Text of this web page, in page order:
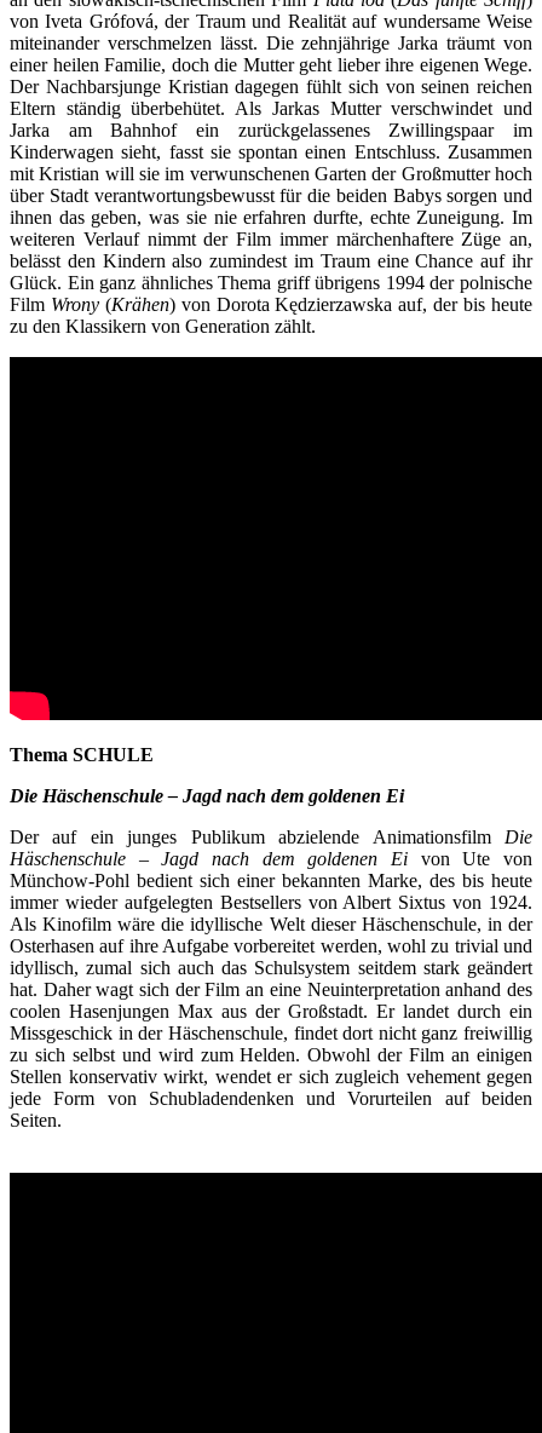
von Iveta Grófová, der Traum und Realität auf wundersame Weise
miteinander verschmelzen lässt. Die zehnjährige Jarka träumt von
einer heilen Familie, doch die Mutter geht lieber ihre eigenen Wege.
Der Nachbarsjunge Kristian dagegen fühlt sich von seinen reichen
Eltern ständig überbehütet. Als Jarkas Mutter verschwindet und
Jarka am Bahnhof ein zurückgelassenes Zwillingspaar im
Kinderwagen sieht, fasst sie spontan einen Entschluss. Zusammen
mit Kristian will sie im verwunschenen Garten der Großmutter hoch
über Stadt verantwortungsbewusst für die beiden Babys sorgen und
ihnen das geben, was sie nie erfahren durfte, echte Zuneigung. Im
weiteren Verlauf nimmt der Film immer märchenhaftere Züge an,
belässt den Kindern also zumindest im Traum eine Chance auf ihr
Glück. Ein ganz ähnliches Thema griff übrigens 1994 der polnische
Film Wrony(Krähen) von Dorota Kędzierzawska auf, der bis heute
zu den Klassikern von Generation zählt.
Thema SCHULE
Die Häschenschule – Jagd nach dem goldenen Ei
Der auf ein junges Publikum abzielende Animationsfilm Die
Häschenschule – Jagd nach dem goldenen Ei von Ute von
Münchow-Pohl bedient sich einer bekannten Marke, des bis heute
immer wieder aufgelegten Bestsellers von Albert Sixtus von 1924.
Als Kinofilm wäre die idyllische Welt dieser Häschenschule, in der
Osterhasen auf ihre Aufgabe vorbereitet werden, wohl zu trivial und
idyllisch, zumal sich auch das Schulsystem seitdem stark geändert
hat. Daher wagt sich der Film an eine Neuinterpretation anhand des
coolen Hasenjungen Max aus der Großstadt. Er landet durch ein
Missgeschick in der Häschenschule, findet dort nicht ganz freiwillig
zu sich selbst und wird zum Helden. Obwohl der Film an einigen
Stellen konservativ wirkt, wendet er sich zugleich vehement gegen
jede Form von Schubladendenken und Vorurteilen auf beiden
Seiten.